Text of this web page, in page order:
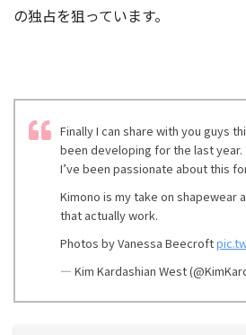
の独占を狙っています。
Finally I can share with you guys
been developing for the last year.
I’ve been passionate about this
Kimono is my take on shapewear
that actually work.
Photos by Vanessa Beecroft
— Kim Kardashian West